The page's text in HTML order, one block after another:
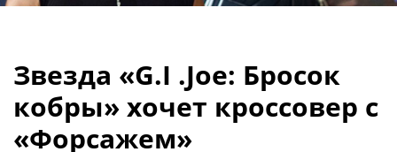
Звезда «G.I .Joe: Бросок
кобры» хочет кроссовер с
«Форсажем»